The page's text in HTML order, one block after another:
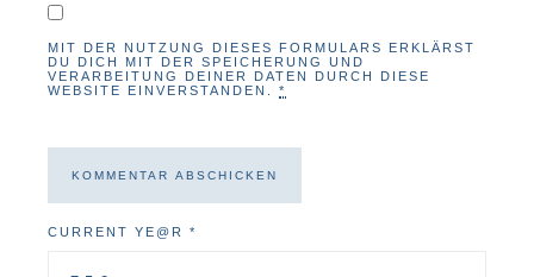
MIT DER NUTZUNG DIESES FORMULARS ERKLÄRST
DU DICH MIT DER SPEICHERUNG UND
VERARBEITUNG DEINER DATEN DURCH DIESE
WEBSITE EINVERSTANDEN. *
CURRENT YE@R *